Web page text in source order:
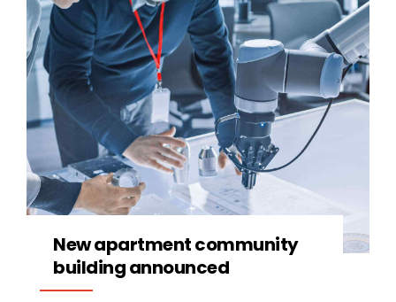
New apartment community
building announced